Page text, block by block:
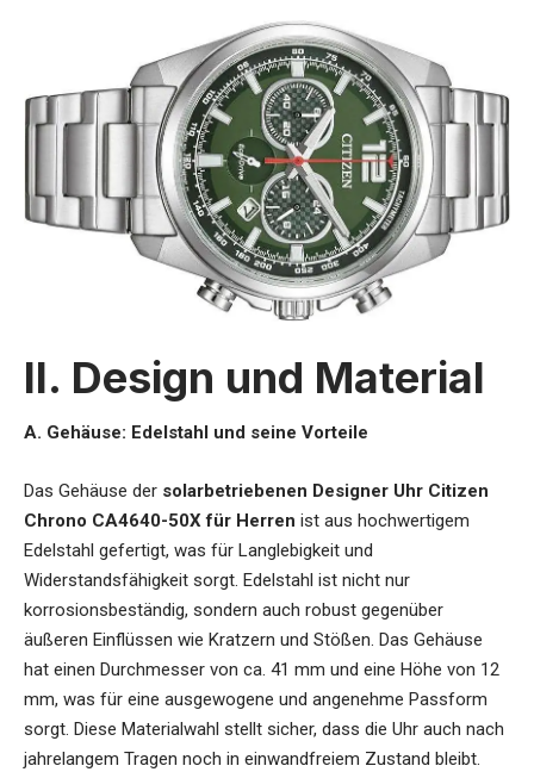
II. Design und Material
A. Gehäuse: Edelstahl und seine Vorteile
Das Gehäuse der solarbetriebenen Designer Uhr Citizen
Chrono CA4640-50X für Herren ist aus hochwertigem
Edelstahl gefertigt, was für Langlebigkeit und
Widerstandsfähigkeit sorgt. Edelstahl ist nicht nur
korrosionsbeständig, sondern auch robust gegenüber
äußeren Einflüssen wie Kratzern und Stößen. Das Gehäuse
hat einen Durchmesser von ca. 41 mm und eine Höhe von 12
mm, was für eine ausgewogene und angenehme Passform
sorgt. Diese Materialwahl stellt sicher, dass die Uhr auch nach
jahrelangem Tragen noch in einwandfreiem Zustand bleibt.